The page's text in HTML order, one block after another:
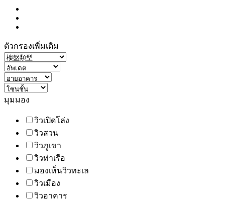
ตัวกรองเพิ่มเติม
มุมมอง
วิวเปิดโล่ง
วิวสวน
วิวภูเขา
วิวท่าเรือ
มองเห็นวิวทะเล
วิวเมือง
วิวอาคาร